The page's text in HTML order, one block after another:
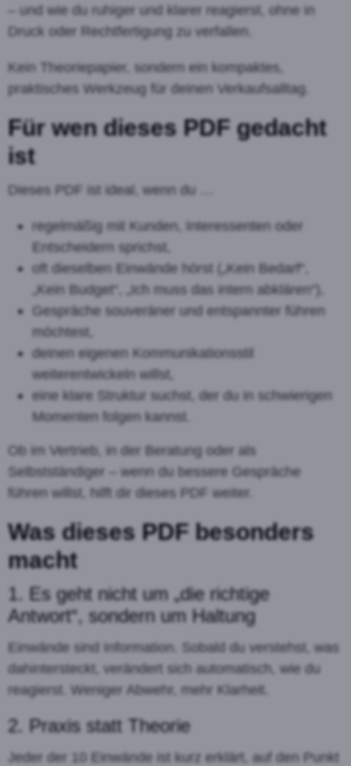
– und wie du ruhiger und klarer reagierst, ohne in
Druck oder Rechtfertigung zu verfallen.
Kein Theoriepapier, sondern ein kompaktes,
praktisches Werkzeug für deinen Verkaufsalltag.
Für wen dieses PDF gedacht
ist
Dieses PDF ist ideal, wenn du …
regelmäßig mit Kunden, Interessenten oder
Entscheidern sprichst,
oft dieselben Einwände hörst („Kein Bedarf“,
„Kein Budget“, „Ich muss das intern abklären“),
Gespräche souveräner und entspannter führen
möchtest,
deinen eigenen Kommunikationsstil
weiterentwickeln willst,
eine klare Struktur suchst, der du in schwierigen
Momenten folgen kannst.
Ob im Vertrieb, in der Beratung oder als
Selbstständiger – wenn du bessere Gespräche
führen willst, hilft dir dieses PDF weiter.
Was dieses PDF besonders
macht
1. Es geht nicht um „die richtige
Antwort“, sondern um Haltung
Einwände sind Information. Sobald du verstehst, was
dahintersteckt, verändert sich automatisch, wie du
reagierst. Weniger Abwehr, mehr Klarheit.
2. Praxis statt Theorie
Jeder der 10 Einwände ist kurz erklärt, auf den Punkt